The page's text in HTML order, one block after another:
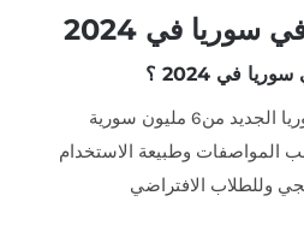
سوريا في 2024
في 2024 ؟
تبدا أسعاراللابتوبات في سوريا الجديد من6 مليون سورية
بحسب المواصفات وطبيعة الاستخدام
وللطلاب الافتراضي